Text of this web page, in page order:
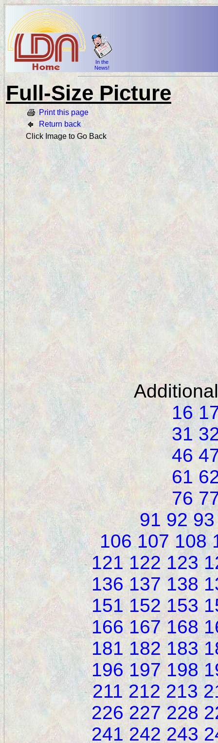
In the
News!
Full-Size Picture
Print this page
Return back
Click Image to Go Back
16
31
46
61
76
91 92 93
106 107 108
121 122 123
136 137 138
151 152 153
166 167 168
181 182 183
196 197 198
211 212 213
226 227 228
241 242 243